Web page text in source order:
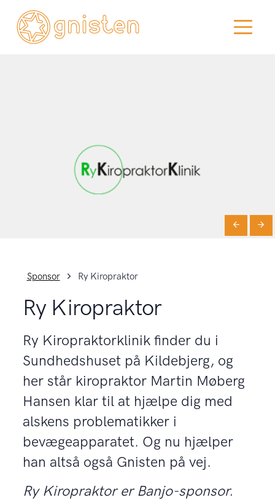
Sponsor Ry Kiropraktor
Ry Kiropraktor
Ry Kiropraktorklinik finder du i
Sundhedshuset på Kildebjerg, og
her står kiropraktor Martin Møberg
Hansen klar til at hjælpe dig med
alskens problematikker i
bevægeapparatet. Og nu hjælper
han altså også Gnisten på vej.
Ry Kiropraktor er Banjo-sponsor.